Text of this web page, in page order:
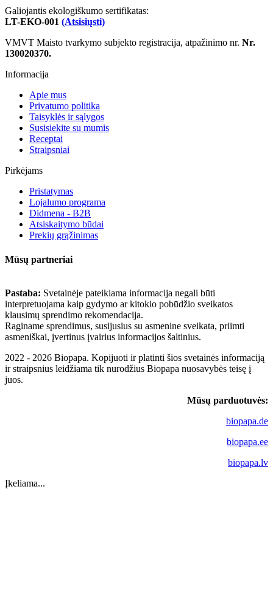
Galiojantis ekologiškumo sertifikatas:
LT-EKO-001 (Atsisiųsti)
VMVT Maisto tvarkymo subjekto registracija, atpažinimo nr. Nr.
130020370.
Informacija
Apie mus
Privatumo politika
Taisyklės ir sąlygos
Susisiekite su mumis
Receptai
Straipsniai
Pirkėjams
Pristatymas
Lojalumo programa
Didmena - B2B
Atsiskaitymo būdai
Prekių grąžinimas
Mūsų partneriai
Pastaba: Svetainėje pateikiama informacija negali būti
interpretuojama kaip gydymo ar kitokio pobūdžio sveikatos
klausimų sprendimo rekomendacija.
Raginame sprendimus, susijusius su asmenine sveikata, priimti
asmeniškai, įvertinus įvairius informacijos šaltinius.
2022 - 2026 Biopapa. Kopijuoti ir platinti šios svetainės informaciją
ir straipsnius leidžiama tik nurodžius Biopapa nuosavybės teisę į
juos.
Mūsų parduotuvės:
biopapa.de
biopapa.ee
biopapa.lv
Įkeliama...